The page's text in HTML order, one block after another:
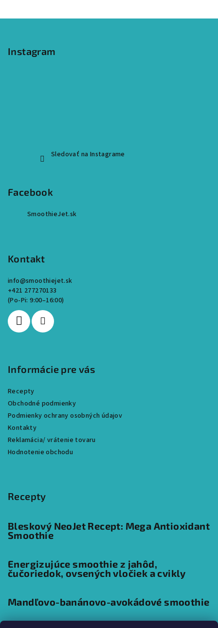
Instagram
Sledovať na Instagrame
Facebook
SmoothieJet.sk
Kontakt
info@smoothiejet.sk
+421 277270133
Informácie pre vás
Recepty
Obchodné podmienky
Podmienky ochrany osobných údajov
Kontakty
Reklamácia/ vrátenie tovaru
Hodnotenie obchodu
Recepty
Bleskový NeoJet Recept: Mega Antioxidant
Smoothie
Energizujúce smoothie z jahôd,
čučoriedok, ovsených vločiek a cvikly
Mandľovo-banánovo-avokádové smoothie